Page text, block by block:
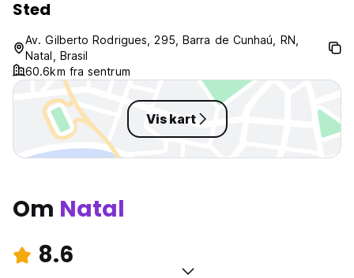
Sted
Av. Gilberto Rodrigues, 295, Barra de Cunhaú, RN,
Natal, Brasil
60.6km fra sentrum
Vis kart
Om Natal
8.6